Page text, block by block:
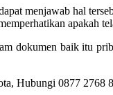
menjawab hal
apakah
dokumen baik itu